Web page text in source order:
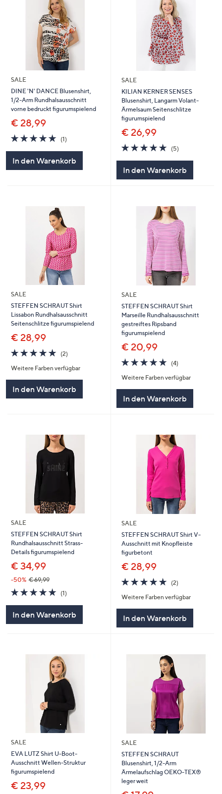
SALE
DINE 'N' DANCE Blusenshirt,
1/2-Arm Rundhalsausschnitt
vorne bedruckt figurumspielend
€ 28,99
5.0
von
(1)1
In den Warenkorb
SALE
KILIAN KERNER SENSES
Blusenshirt, Langarm Volant-
Ärmelsaum Seitenschlitze
figurumspielend
€ 26,99
5.0
von
(5)5
In den Warenkorb
SALE
STEFFEN SCHRAUT Shirt
Lissabon Rundhalsausschnitt
Seitenschlitze figurumspielend
€ 28,99
5.0
von
5
(2)2
Weitere Farben verfügbar
In den Warenkorb
SALE
STEFFEN SCHRAUT Shirt
Marseille Rundhalsausschnitt
gestreiftes Ripsband
figurumspielend
€ 20,99
5.0
von
5
(4)4
Weitere Farben verfügbar
In den Warenkorb
SALE
STEFFEN SCHRAUT Shirt
Rundhalsausschnitt Strass-
Details figurumspielend
€ 34,99
-50% € 69,99
5.0
von
(1)1
In den Warenkorb
SALE
STEFFEN SCHRAUT Shirt V-
Ausschnitt mit Knopfleiste
figurbetont
€ 28,99
5.0
von
5
(2)2
Weitere Farben verfügbar
In den Warenkorb
SALE
EVA LUTZ Shirt U-Boot-
Ausschnitt Wellen-Struktur
figurumspielend
€ 23,99
SALE
STEFFEN SCHRAUT
Blusenshirt, 1/2-Arm
Ärmelaufschlag OEKO-TEX®
leger weit